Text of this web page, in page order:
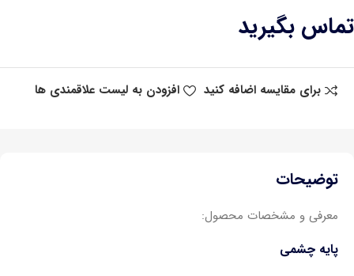
تماس بگیرید
برای مقایسه اضافه کنید افزودن به لیست علاقمندی ها
توضیحات
معرفی و مشخصات محصول:
پایه چشمی